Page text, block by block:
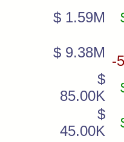
$ 1.59M
$ 9.38M
-
$
85.00K
$
45.00K